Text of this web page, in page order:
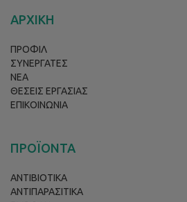
ΑΡΧΙΚΗ
ΠΡΟΦΙΛ
ΣΥΝΕΡΓΑΤΕΣ
ΝΕΑ
ΘΕΣΕΙΣ ΕΡΓΑΣΙΑΣ
ΕΠΙΚΟΙΝΩΝΙΑ
ΠΡΟΪΟΝΤΑ
ΑΝΤΙΒΙΟΤΙΚΑ
ΑΝΤΙΠΑΡΑΣΙΤΙΚΑ